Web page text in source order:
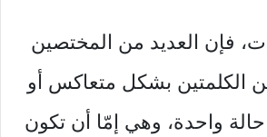
فإن العديد من المختصين
الكلمتين بشكل متعاكس أو
حالة واحدة، وهي إمّا أن تكون